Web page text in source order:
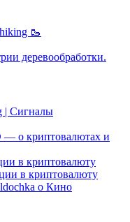
🥾
деревообработки.
| Сигналы
— о криптовалютах и
в криптовалюту
в криптовалюту
о Кино